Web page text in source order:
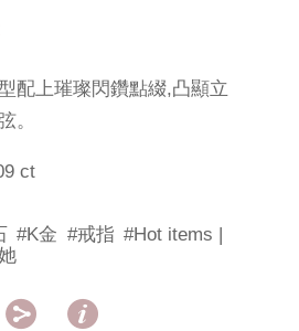
配上璀璨閃鑽點綴,凸顯立
。
ct
#K金 #戒指 #Hot items |
 